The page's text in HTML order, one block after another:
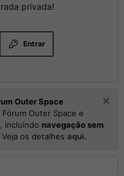
privada!
Entrar
Outer Space
Outer Space e
incluindo navegação sem
Veja os detalhes aqui.